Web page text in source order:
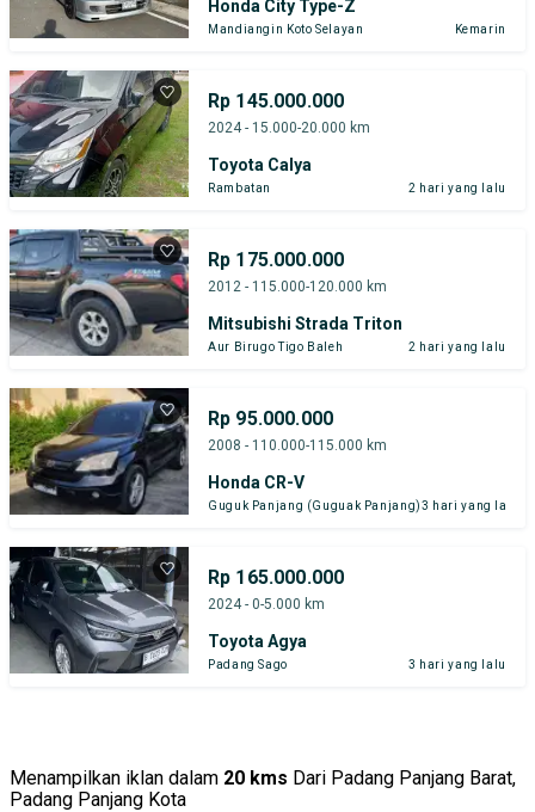
Honda City Type-Z
Mandiangin Koto Selayan Kemarin
Rp 145.000.000
2024 - 15.000-20.000 km
Toyota Calya
Rambatan 2 hari yang lalu
Rp 175.000.000
2012 - 115.000-120.000 km
Mitsubishi Strada Triton
Aur Birugo Tigo Baleh 2 hari yang lalu
Rp 95.000.000
2008 - 110.000-115.000 km
Honda CR-V
Guguk Panjang (Guguak Panjang)3 hari yang lalu
Rp 165.000.000
2024 - 0-5.000 km
Toyota Agya
Padang Sago 3 hari yang lalu
Menampilkan iklan dalam 20 kms Dari Padang Panjang Barat,
Padang Panjang Kota